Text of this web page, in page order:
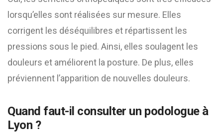
lorsqu’elles sont réalisées sur mesure. Elles
corrigent les déséquilibres et répartissent les
pressions sous le pied. Ainsi, elles soulagent les
douleurs et améliorent la posture. De plus, elles
préviennent l’apparition de nouvelles douleurs.
Quand faut-il consulter un podologue à
Lyon ?